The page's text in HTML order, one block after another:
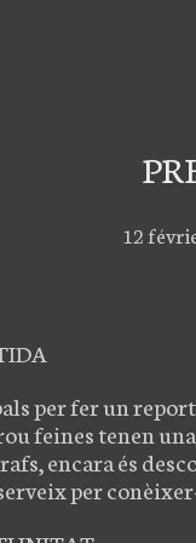
12
per fer un
feines tenen
encara és
per